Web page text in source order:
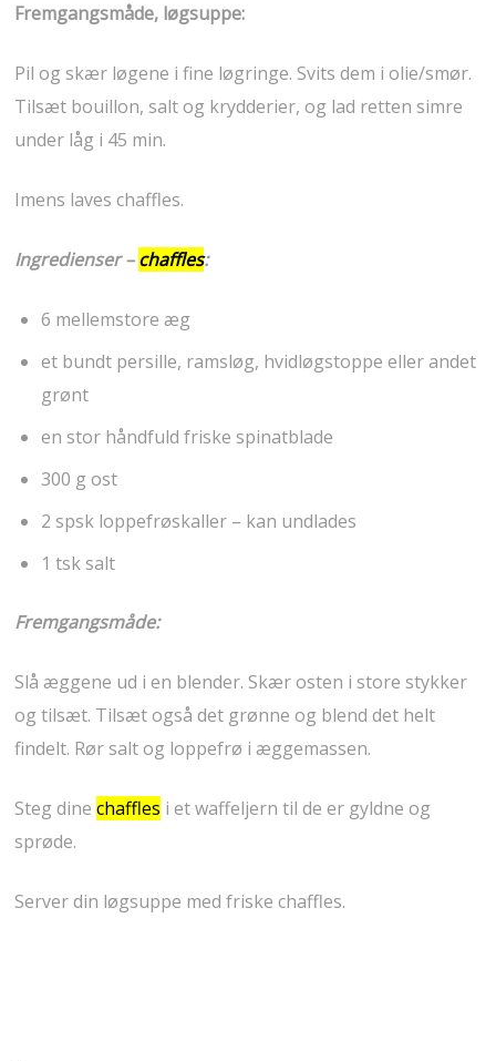
Fremgangsmåde, løgsuppe:
Pil og skær løgene i fine løgringe. Svits dem i olie/smør.
Tilsæt bouillon, salt og krydderier, og lad retten simre
under låg i 45 min.
Imens laves chaffles.
Ingredienser –chaffles:
6 mellemstore æg
et bundt persille, ramsløg, hvidløgstoppe eller andet
grønt
en stor håndfuld friske spinatblade
300 g ost
2 spsk loppefrøskaller – kan undlades
1 tsk salt
Fremgangsmåde:
Slå æggene ud i en blender. Skær osten i store stykker
og tilsæt. Tilsæt også det grønne og blend det helt
findelt. Rør salt og loppefrø i æggemassen.
Steg dinechaffles i et waffeljern til de er gyldne og
sprøde.
Server din løgsuppe med friske chaffles.